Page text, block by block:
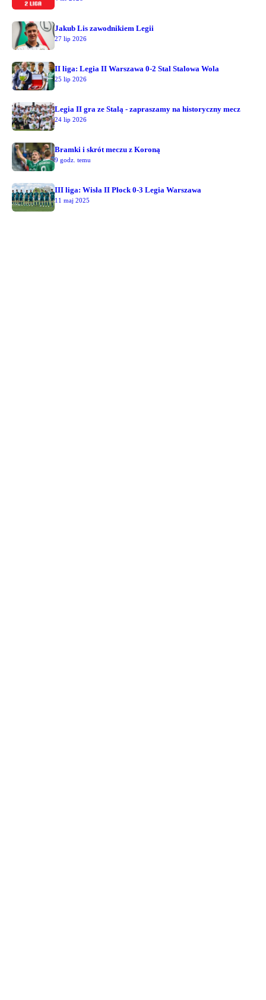
Jakub Lis zawodnikiem Legii
27 lip 2026
II liga: Legia II Warszawa 0-2 Stal Stalowa Wola
25 lip 2026
Legia II gra ze Stalą - zapraszamy na historyczny mecz
24 lip 2026
Bramki i skrót meczu z Koroną
9 godz. temu
III liga: Wisła II Płock 0-3 Legia Warszawa
11 maj 2025